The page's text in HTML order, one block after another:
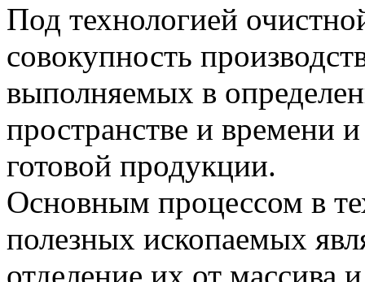
Под технологией
совокупность
выполняемых в
пространстве и времени
готовой продукции.
Основным процессом в
полезных ископаемых
отделение их от массива